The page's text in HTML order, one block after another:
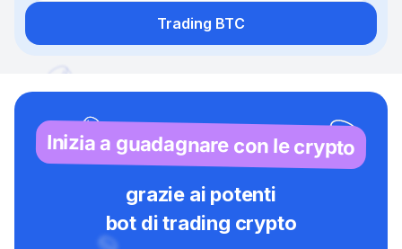
Trading BTC
Inizia a guadagnare con le crypto
grazie ai potenti
bot di trading crypto